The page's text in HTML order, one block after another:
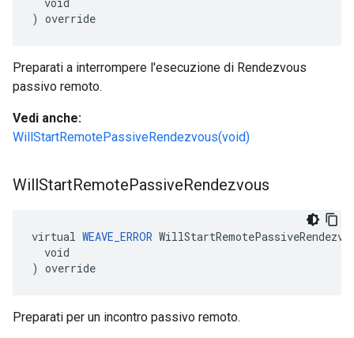
) override
Preparati a interrompere l'esecuzione di Rendezvous
passivo remoto.
Vedi anche:
WillStartRemotePassiveRendezvous(void)
WillStartRemotePassiveRendezvous
virtual WEAVE_ERROR
  void
) override
Preparati per un incontro passivo remoto.